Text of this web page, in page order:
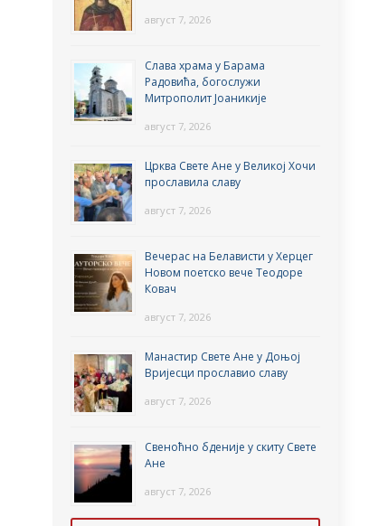
август 7, 2026
Слава храма у Барама
Радовића, богослужи
Митрополит Јоаникије
август 7, 2026
Црква Свете Ане у Великој Хочи
прославила славу
август 7, 2026
Вечерас на Белависти у Херцег
Новом поетско вече Теодоре
Ковач
август 7, 2026
Манастир Свете Ане у Доњој
Вријесци прославио славу
август 7, 2026
Свеноћно бденије у скиту Свете
Ане
август 7, 2026